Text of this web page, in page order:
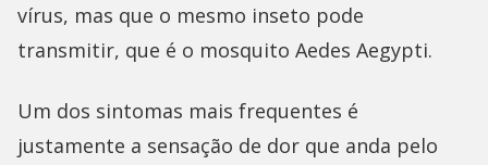
vírus, mas que o mesmo inseto pode
transmitir, que é o mosquito Aedes Aegypti.
Um dos sintomas mais frequentes é
justamente a sensação de dor que anda pelo